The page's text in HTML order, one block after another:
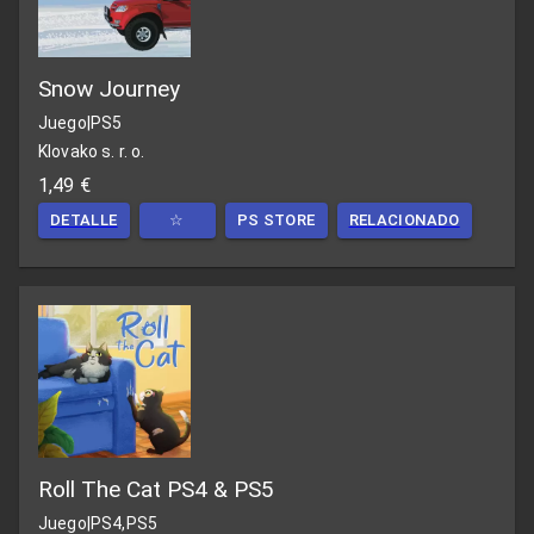
Snow Journey
Juego|PS5
Klovako s. r. o.
1,49 €
DETALLE ☆ PS STORE RELACIONADO
Roll The Cat PS4 & PS5
Juego PS4,PS5